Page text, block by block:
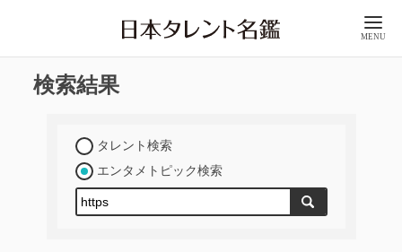
MENU
検索結果
タレント検索
エンタメトピック検索